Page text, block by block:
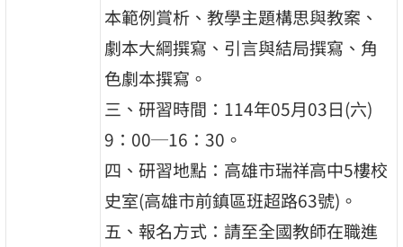
本範例賞析、教學主題構思與教案、
劇本大綱撰寫、引言與結局撰寫、角
色劇本撰寫。
三、研習時間：114年05月03日(六)
9：00─16：30。
四、研習地點：高雄市瑞祥高中5樓校
史室(高雄市前鎮區班超路63號)。
五、報名方式：請至全國教師在職進